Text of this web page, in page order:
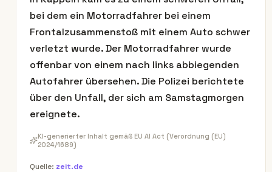
bei dem ein Motorradfahrer bei einem
Frontalzusammenstoß mit einem Auto schwer
verletzt wurde. Der Motorradfahrer wurde
offenbar von einem nach links abbiegenden
Autofahrer übersehen. Die Polizei berichtete
über den Unfall, der sich am Samstagmorgen
ereignete.
KI-generierter Inhalt gemäß EU AI Act (Verordnung (EU)
2024/1689)
Quelle: zeit.de